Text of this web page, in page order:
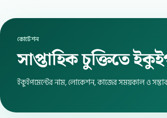
কোটেশন
সাপ্তাহিক চুক্তিতে
ইকুইপমেন্টের নাম, লোকেশন, কাজের সময়কাল ও